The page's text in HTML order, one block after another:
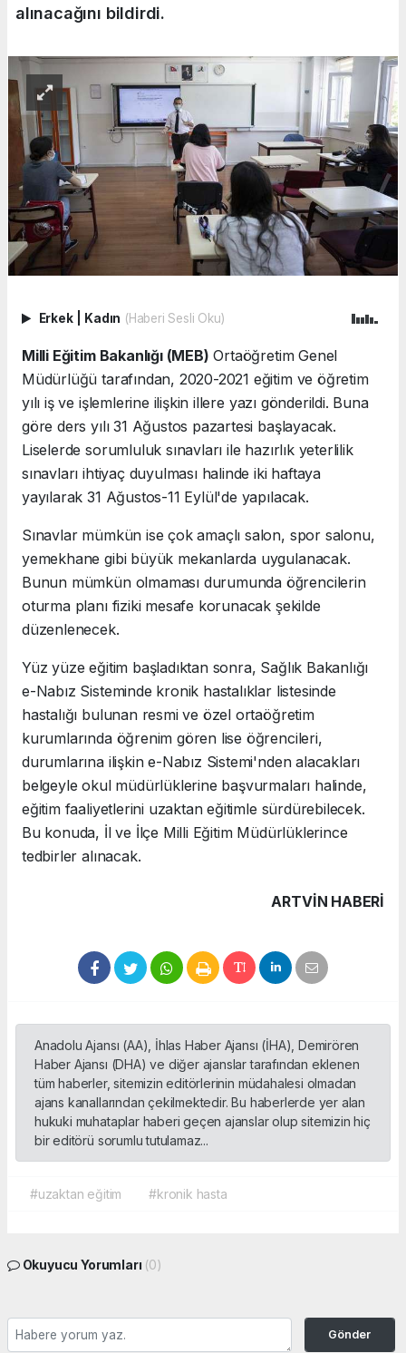
alınacağını bildirdi.
Erkek Kadın (Haberi Sesli Oku)
Milli Eğitim Bakanlığı (MEB) Ortaöğretim Genel
Müdürlüğü tarafından, 2020-2021 eğitim ve öğretim
yılı iş ve işlemlerine ilişkin illere yazı gönderildi. Buna
göre ders yılı 31 Ağustos pazartesi başlayacak.
Liselerde sorumluluk sınavları ile hazırlık yeterlilik
sınavları ihtiyaç duyulması halinde iki haftaya
yayılarak 31 Ağustos-11 Eylül'de yapılacak.
Sınavlar mümkün ise çok amaçlı salon, spor salonu,
yemekhane gibi büyük mekanlarda uygulanacak.
Bunun mümkün olmaması durumunda öğrencilerin
oturma planı fiziki mesafe korunacak şekilde
düzenlenecek.
Yüz yüze eğitim başladıktan sonra, Sağlık Bakanlığı
e-Nabız Sisteminde kronik hastalıklar listesinde
hastalığı bulunan resmi ve özel ortaöğretim
kurumlarında öğrenim gören lise öğrencileri,
durumlarına ilişkin e-Nabız Sistemi'nden alacakları
belgeyle okul müdürlüklerine başvurmaları halinde,
eğitim faaliyetlerini uzaktan eğitimle sürdürebilecek.
Bu konuda, İl ve İlçe Milli Eğitim Müdürlüklerince
tedbirler alınacak.
ARTVIN HABERİ
Anadolu Ajansı (AA), İhlas Haber Ajansı (İHA), Demirören
Haber Ajansı (DHA) ve diğer ajanslar tarafından eklenen
tüm haberler, sitemizin editörlerinin müdahalesi olmadan
ajans kanallarından çekilmektedir. Bu haberlerde yer alan
hukuki muhataplar haberi geçen ajanslar olup sitemizin hiç
bir editörü sorumlu tutulamaz...
#uzaktan eğitim #kronik hasta
Okuyucu Yorumları (0)
Gönder